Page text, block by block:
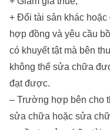
+ Đổi tài sản khác
hợp đồng và yêu cầu
có khuyết tật mà bên
không thể sửa chữa
đạt được.
– Trường hợp bên cho
sửa chữa hoặc sửa